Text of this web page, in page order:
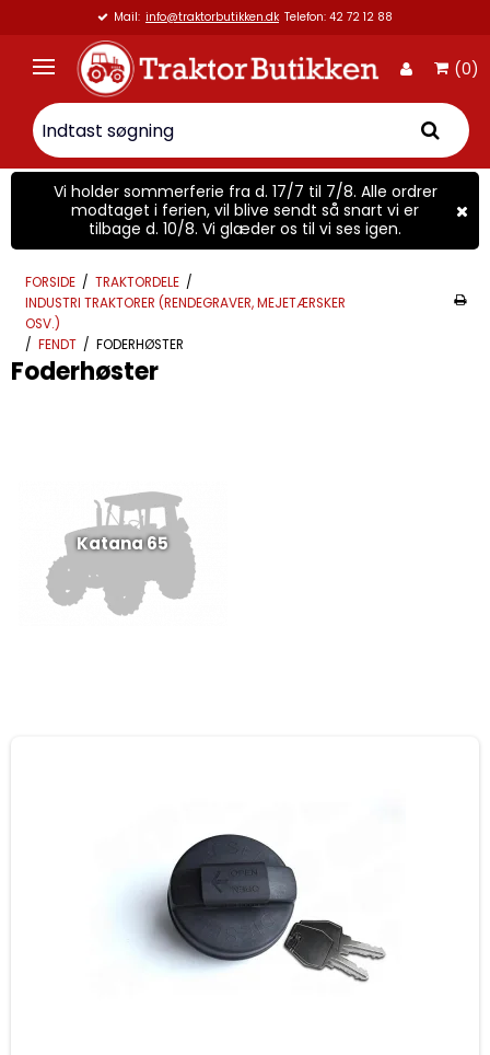
Mail: info@traktorbutikken.dk Telefon: 42 72 12 88
(0)
Vi holder sommerferie fra d. 17/7 til 7/8. Alle ordrer
modtaget i ferien, vil blive sendt så snart vi er
tilbage d. 10/8. Vi glæder os til vi ses igen.
FORSIDE / TRAKTORDELE /
INDUSTRI TRAKTORER (RENDEGRAVER, MEJETÆRSKER
OSV.)
/ FENDT / FODERHØSTER
Foderhøster
Katana 65